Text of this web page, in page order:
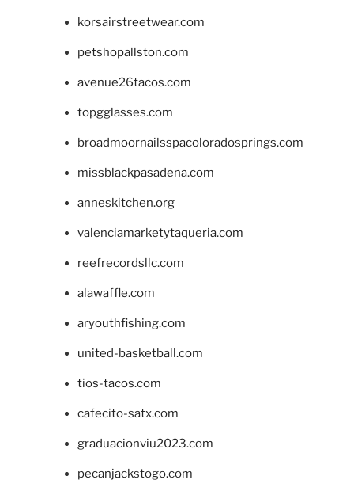
korsairstreetwear.com
petshopallston.com
avenue26tacos.com
topgglasses.com
broadmoornailsspacoloradosprings.com
missblackpasadena.com
anneskitchen.org
valenciamarketytaqueria.com
reefrecordsllc.com
alawaffle.com
aryouthfishing.com
united-basketball.com
tios-tacos.com
cafecito-satx.com
graduacionviu2023.com
pecanjackstogo.com